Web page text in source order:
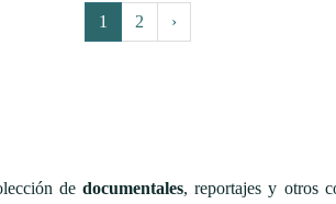
1 2 ›
dedocumentales, reportajes y otros